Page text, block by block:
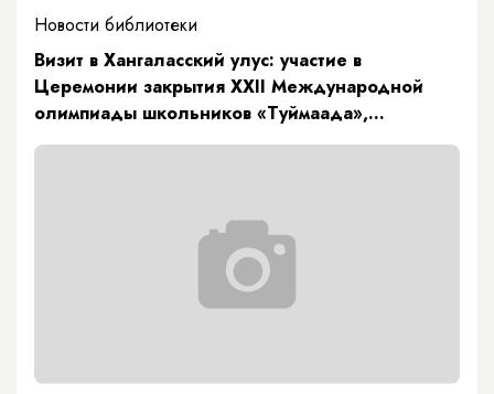
Новости библиотеки
Визит в Хангаласский улус: участие в
Церемонии закрытия XXII Международной
олимпиады школьников «Туймаада»,
посещение Октёмской участковой больницы и